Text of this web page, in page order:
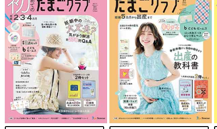
いといわれていますが、痛いときは我慢せず医師や助産師さんに
相談すれば、内服の痛み止めが処方されるでしょう。
無痛分娩（硬膜外鎮痛）の麻酔薬の副作用や合併症
どんな薬にも副作用は存在します。硬膜外鎮痛の麻酔薬にも副作
用はあり、場合によっては合併症が生じる可能性はあります。比
較的よくみられる症状から、ごくまれなものまでさまざまです。
無痛分娩の麻酔薬の副作用とは？